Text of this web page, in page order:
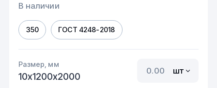
В наличии
350 ГОСТ 4248-2018
Размер, мм
10х1200х2000
шт